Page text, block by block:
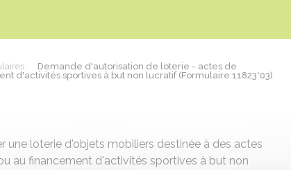
Demande d'autorisation de loterie - actes de
d'activités sportives à but non lucratif (Formulaire 11823*03)
une loterie d'objets mobiliers destinée à des actes
au financement d'activités sportives à but non